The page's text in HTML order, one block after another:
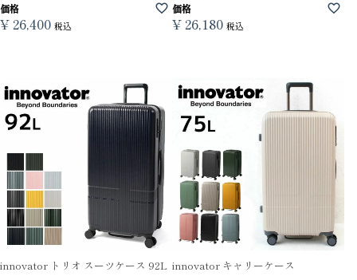
価格
¥26,400 税込
価格
¥26,180 税込
innovator トリオ スーツケース 92L innovator キャリーケース